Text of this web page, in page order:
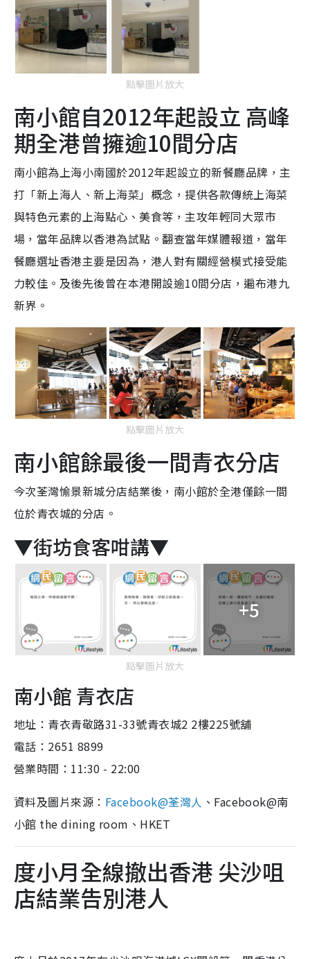
點擊圖片放大
南小館自2012年起設立 高峰
期全港曾擁逾10間分店
南小館為上海小南國於2012年起設立的新餐廳品牌，主
打「新上海人、新上海菜」概念，提供各款傳統上海菜
與特色元素的上海點心、美食等，主攻年輕同大眾市
場，當年品牌以香港為試點。翻查當年媒體報道，當年
餐廳選址香港主要是因為，港人對有關經營模式接受能
力較佳。及後先後曾在本港開設逾10間分店，遍布港九
新界。
點擊圖片放大
南小館餘最後一間青衣分店
今次荃灣愉景新城分店結業後，南小館於全港僅餘一間
位於青衣城的分店。
▼街坊食客咁講▼
+5
點擊圖片放大
南小館 青衣店
地址：青衣青敬路31-33號青衣城2 2樓225號舖
電話：2651 8899
營業時間：11:30 - 22:00
資料及圖片來源： Facebook@荃灣人 、Facebook@南
小館 the dining room、HKET
度小月全線撤出香港 尖沙咀
店結業告別港人